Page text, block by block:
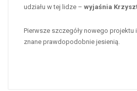
udziału w tej lidze – wyjaśnia
Pierwsze szczegóły nowego projektu
znane prawdopodobnie jesienią.